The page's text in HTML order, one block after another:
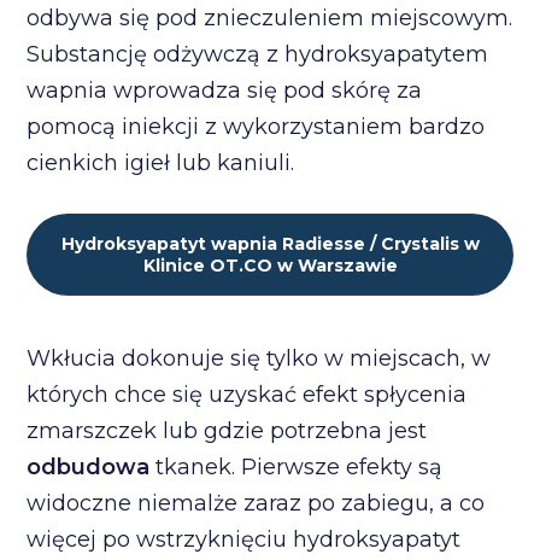
odbywa się pod znieczuleniem miejscowym.
Substancję odżywczą z hydroksyapatytem
wapnia wprowadza się pod skórę za
pomocą iniekcji z wykorzystaniem bardzo
cienkich igieł lub kaniuli.
Hydroksyapatyt wapnia Radiesse / Crystalis w
Klinice OT.CO w Warszawie
Wkłucia dokonuje się tylko w miejscach, w
których chce się uzyskać efekt spłycenia
zmarszczek lub gdzie potrzebna jest
odbudowatkanek. Pierwsze efekty są
widoczne niemalże zaraz po zabiegu, a co
więcej po wstrzyknięciu hydroksyapatyt